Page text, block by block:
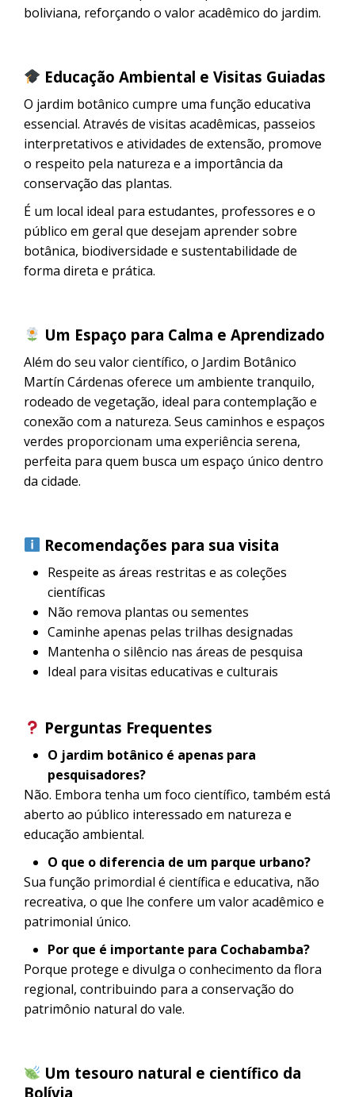
boliviana, reforçando o valor acadêmico do jardim.
Educação Ambiental e Visitas Guiadas
O jardim botânico cumpre uma função educativa
essencial. Através de visitas acadêmicas, passeios
interpretativos e atividades de extensão, promove
o respeito pela natureza e a importância da
conservação das plantas.
É um local ideal para estudantes, professores e o
público em geral que desejam aprender sobre
botânica, biodiversidade e sustentabilidade de
forma direta e prática.
Um Espaço para Calma e Aprendizado
Além do seu valor científico, o Jardim Botânico
Martín Cárdenas oferece um ambiente tranquilo,
rodeado de vegetação, ideal para contemplação e
conexão com a natureza. Seus caminhos e espaços
verdes proporcionam uma experiência serena,
perfeita para quem busca um espaço único dentro
da cidade.
Recomendações para sua visita
Respeite as áreas restritas e as coleções
científicas
Não remova plantas ou sementes
Caminhe apenas pelas trilhas designadas
Mantenha o silêncio nas áreas de pesquisa
Ideal para visitas educativas e culturais
Perguntas Frequentes
O jardim botânico é apenas para
pesquisadores?
Não. Embora tenha um foco científico, também está
aberto ao público interessado em natureza e
educação ambiental.
O que o diferencia de um parque urbano?
Sua função primordial é científica e educativa, não
recreativa, o que lhe confere um valor acadêmico e
patrimonial único.
Por que é importante para Cochabamba?
Porque protege e divulga o conhecimento da flora
regional, contribuindo para a conservação do
patrimônio natural do vale.
Um tesouro natural e científico da
Bolívia